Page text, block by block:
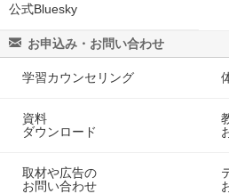
公式Bluesky
お申込み・お問い合わせ
学習カウンセリング
資料
ダウンロード
取材や広告の
お問い合わせ